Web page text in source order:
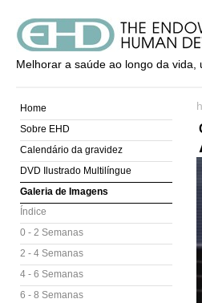
Melhorar a saúde ao longo da vida,
Home
Sobre EHD
Calendário da gravidez
DVD Ilustrado Multilíngue
Galeria de Imagens
Índice
0 - 2 Semanas
2 - 4 Semanas
4 - 6 Semanas
6 - 8 Semanas